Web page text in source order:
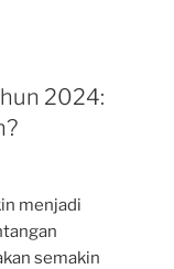
2024:
menjadi
semakin